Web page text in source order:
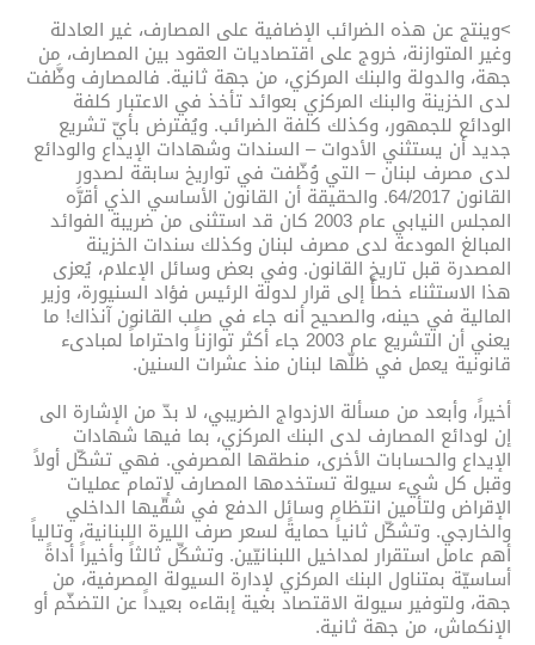
>وينتج عن هذه الضرائب الإضافية على المصارف، غير العادلة
وغير المتوازنة، خروج على اقتصاديات العقود بين المصارف، من
جهة، والدولة والبنك المركزي، من جهة ثانية. فالمصارف وظَّفت
لدى الخزينة والبنك المركزي بعوائد تأخذ في الاعتبار كلفة
الودائع للجمهور، وكذلك كلفة الضرائب. ويُفترض بأيّ تشريع
جديد أن يستثني الأدوات – السندات وشهادات الإيداع والودائع
لدى مصرف لبنان – التي وُظّفت في تواريخ سابقة لصدور
القانون 64/2017. والحقيقة أن القانون الأساسي الذي أقرَّه
المجلس النيابي عام 2003 كان قد استثنى من ضريبة الفوائد
المبالغ المودعة لدى مصرف لبنان وكذلك سندات الخزينة
المصدرة قبل تاريخ القانون. وفي بعض وسائل الإعلام، يُعزى
هذا الاستثناء خطأً إلى قرار لدولة الرئيس فؤاد السنيورة، وزير
المالية في حينه، والصحيح أنه جاء في صلب القانون آنذاك! ما
يعني أن التشريع عام 2003 جاء أكثر توازناً واحتراماً لمبادىء
قانونية يعمل في ظلّها لبنان منذ عشرات السنين.
أخيراً، وأبعد من مسألة الازدواج الضريبي، لا بدّ من الإشارة الى
إن لودائع المصارف لدى البنك المركزي، بما فيها شهادات
الإيداع والحسابات الأخرى، منطقها المصرفي. فهي تشكّل أولاً
وقبل كل شيء سيولة تستخدمها المصارف لإتمام عمليات
الإقراض ولتأمين انتظام وسائل الدفع في شقّيها الداخلي
والخارجي. وتشكّل ثانياً حمايةً لسعر صرف الليرة اللبنانية، وتالياً
أهم عامل استقرار لمداخيل اللبنانيّين. وتشكِّل ثالثاً وأخيراً أداةً
أساسيّة بمتناول البنك المركزي لإدارة السيولة المصرفية، من
جهة، ولتوفير سيولة الاقتصاد بغية إبقاءه بعيداً عن التضخّم أو
الإنكماش، من جهة ثانية.